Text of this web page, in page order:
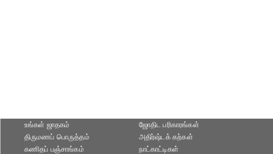
உங்கள் ஜாதகம்
திருமணப் பொருத்தம்
கணிதப் பஞ்சாங்கம்
ஜோதிட ப‌ரிகார‌ங்க‌ள்
அதிர்ஷ்டக் கற்கள்
நாட்காட்டிகள்